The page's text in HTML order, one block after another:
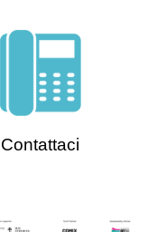
Contattaci